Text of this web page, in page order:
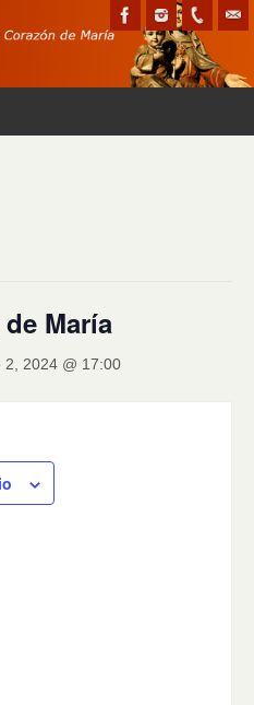
María
2, 2024 @ 17:00